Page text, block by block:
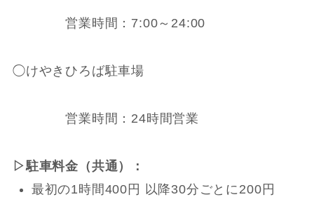
営業時間：7:00～24:00
◯けやきひろば駐車場
営業時間：24時間営業
▷駐車料金（共通）：
最初の1時間400円 以降30分ごとに200円